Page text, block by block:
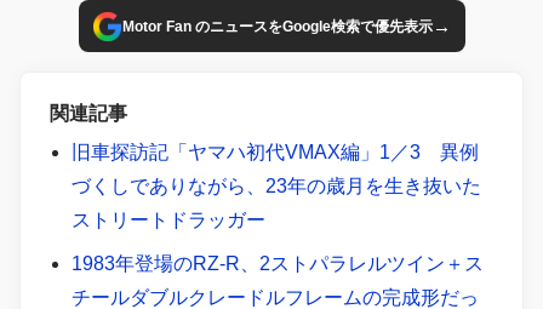
Motor Fan のニュースをGoogle検索で優先表示→
関連記事
旧車探訪記「ヤマハ初代VMAX編」1／3 異例
づくしでありながら、23年の歳月を生き抜いた
ストリートドラッガー
1983年登場のRZ-R、2ストパラレルツイン＋ス
チールダブルクレードルフレームの完成形だっ